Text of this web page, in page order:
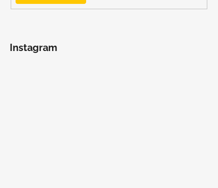
Instagram